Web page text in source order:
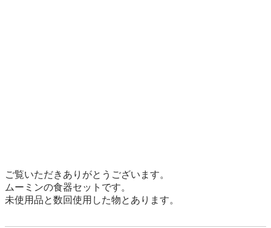
ご覧いただきありがとうございます。
ムーミンの食器セットです。
未使用品と数回使用した物とあります。